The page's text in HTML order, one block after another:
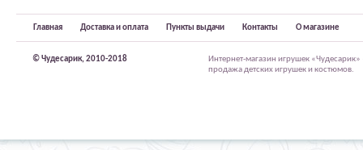
Главная Доставка и оплата Пункты выдачи Контакты О магазине
© Чудесарик, 2010-2018
Интернет-магазин игрушек
продажа детских игрушек и костюмов.